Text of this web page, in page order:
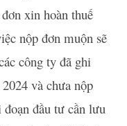
xin hoàn thuế
nộp đơn muộn sẽ
công ty đã ghi
và chưa nộp
đầu tư cần lưu